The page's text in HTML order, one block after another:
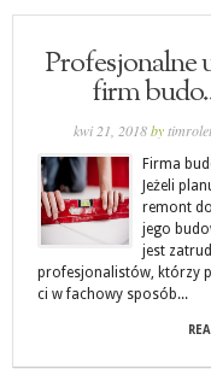
Profesjonalne
firm
kwi 21, 2018by
Firma
Jeżeli
remont
jego
jest
profesjonalistów, którzy
ci w fachowy sposób...